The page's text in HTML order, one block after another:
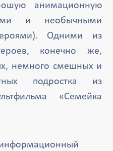
анимационную
и необычными
Одними из
конечно же,
немного смешных и
подростка из
«Семейка